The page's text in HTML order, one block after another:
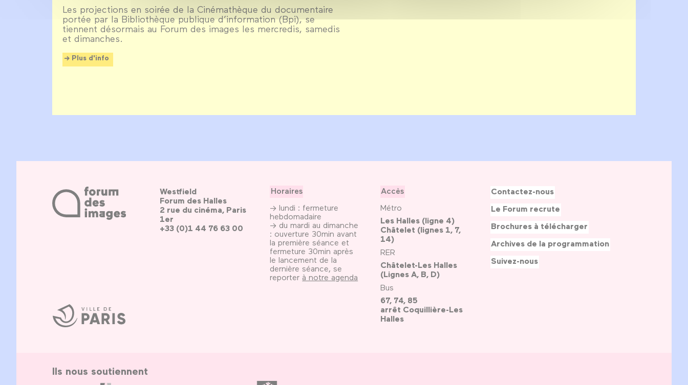
Les projections en soirée de la Cinémathèque du documentaire
portée par la Bibliothèque publique d’information (Bpi), se
tiennent désormais au Forum des images les mercredis, samedis
et dimanches.
Plus d'info
Ville
de
Paris
Westfield
Forum des Halles
2 rue du cinéma, Paris
1er
+33 (0)1 44 76 63 00
Horaires
→ lundi : fermeture
hebdomadaire
→ du mardi au dimanche
: ouverture 30min avant
la première séance et
fermeture 30min après
le lancement de la
dernière séance, se
reporter à notre agenda
Accès
Métro
Les Halles (ligne 4)
Châtelet (lignes 1, 7,
14)
RER
Châtelet-Les Halles
(Lignes A, B, D)
Bus
67, 74, 85
arrêt Coquillière-Les
Halles
Contactez-nous
Le Forum recrute
Brochures à télécharger
Archives de la programmation
Suivez-nous
Ils nous soutiennent